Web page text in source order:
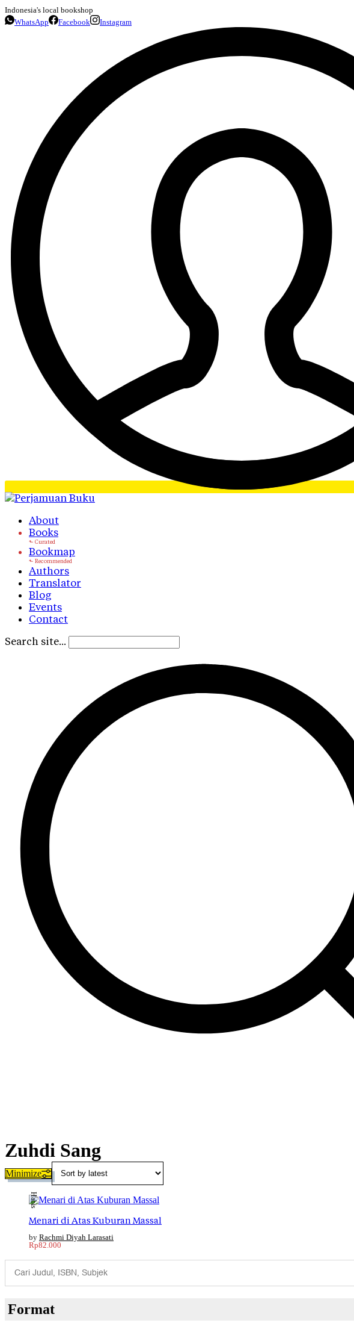
Indonesia's local bookshop
WhatsApp
Facebook Instagram
About
Books
Bookmap
Authors
Translator
Blog
Events
Contact
Search site...
Zuhdi Sang
Habis
Menari di Atas Kuburan Massal
Rachmi Diyah Larasati
Rp82.000
Format